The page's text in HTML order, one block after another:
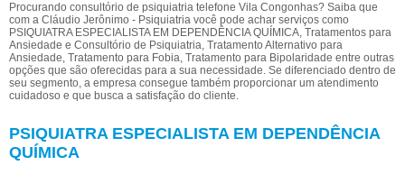
Procurando consultório de psiquiatria telefone Vila Congonhas? Saiba que
com a Cláudio Jerônimo - Psiquiatria você pode achar serviços como
PSIQUIATRA ESPECIALISTA EM DEPENDÊNCIA QUÍMICA, Tratamentos para
Ansiedade e Consultório de Psiquiatria, Tratamento Alternativo para
Ansiedade, Tratamento para Fobia, Tratamento para Bipolaridade entre outras
opções que são oferecidas para a sua necessidade. Se diferenciado dentro de
seu segmento, a empresa consegue também proporcionar um atendimento
cuidadoso e que busca a satisfação do cliente.
PSIQUIATRA ESPECIALISTA EM DEPENDÊNCIA
QUÍMICA